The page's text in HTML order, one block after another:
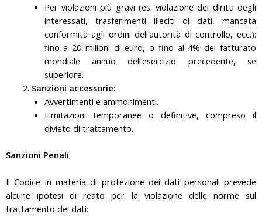
Per violazioni più gravi (es. violazione dei diritti degli
interessati, trasferimenti illeciti di dati, mancata
conformità agli ordini dell’autorità di controllo, ecc.):
fino a 20 milioni di euro, o fino al 4% del fatturato
mondiale annuo dell’esercizio precedente, se
superiore.
Sanzioni accessorie:
Avvertimenti e ammonimenti.
Limitazioni temporanee o definitive, compreso il
divieto di trattamento.
Sanzioni Penali
Il Codice in materia di protezione dei dati personali prevede
alcune ipotesi di reato per la violazione delle norme sul
trattamento dei dati: